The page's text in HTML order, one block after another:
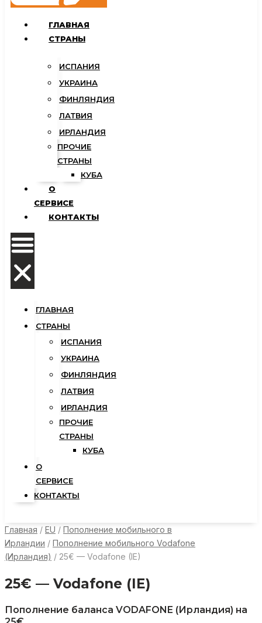
ГЛАВНАЯ
СТРАНЫ
ИСПАНИЯ
УКРАИНА
ФИНЛЯНДИЯ
ЛАТВИЯ
ИРЛАНДИЯ
ПРОЧИЕ
СТРАНЫ
КУБА
О
СЕРВИСЕ
КОНТАКТЫ
ГЛАВНАЯ
СТРАНЫ
ИСПАНИЯ
УКРАИНА
ФИНЛЯНДИЯ
ЛАТВИЯ
ИРЛАНДИЯ
ПРОЧИЕ
СТРАНЫ
КУБА
О
СЕРВИСЕ
КОНТАКТЫ
Главная / EU / Пополнение мобильного в
Ирландии / Пополнение мобильного Vodafone
(Ирландия) / 25€ — Vodafone (IE)
25€ — Vodafone (IE)
Пополнение баланса VODAFONE (Ирландия) на